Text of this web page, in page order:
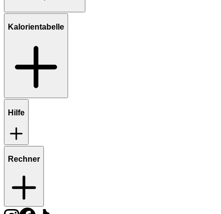
Kalorientabelle
Hilfe
Rechner